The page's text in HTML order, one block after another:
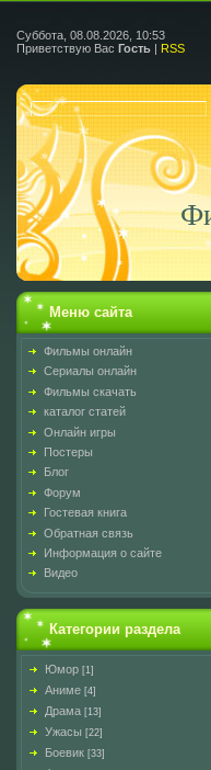
Суббота, 08.08.2026, 10:53
Приветствую Вас Гость | RSS
Меню сайта
Фильмы онлайн
Сериалы онлайн
Фильмы скачать
каталог статей
Онлайн игры
Постеры
Блог
Форум
Гостевая книга
Обратная связь
Информация о сайте
Видео
Категории раздела
Юмор [1]
Аниме [4]
Драма [13]
Ужасы [22]
Боевик [33]